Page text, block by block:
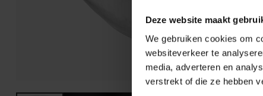
Deze website maakt
We gebruiken cookies om
websiteverkeer te
media, adverteren en
verstrekt of die ze hebben